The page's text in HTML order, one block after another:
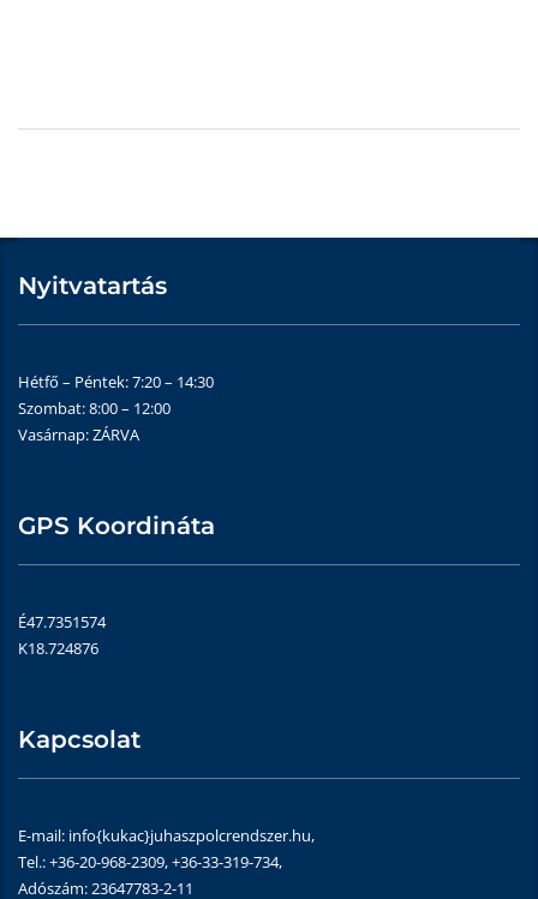
Nyitvatartás
Hétfő – Péntek: 7:20 – 14:30
Szombat: 8:00 – 12:00
Vasárnap: ZÁRVA
GPS Koordináta
É47.7351574
K18.724876
Kapcsolat
E-mail: info{kukac}juhaszpolcrendszer.hu,
Tel.: +36-20-968-2309, +36-33-319-734,
Adószám: 23647783-2-11